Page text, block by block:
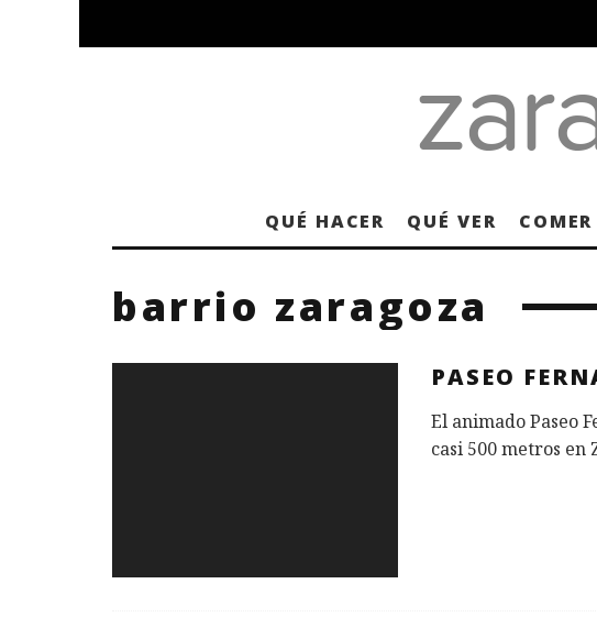
QUÉ HACER QUÉ VER
barrio zaragoza
PASEO
El animado Paseo
casi 500 metros en